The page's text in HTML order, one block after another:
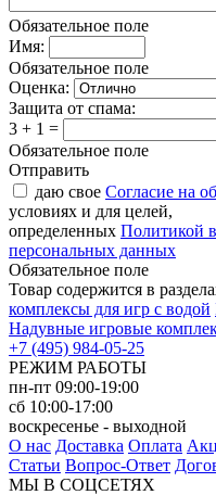
Обязательное поле
Имя:
Обязательное поле
Оценка:
Защита от спама:
3 + 1 =
Обязательное поле
Отправить
даю свое Согласие на
условиях и для целей,
определенных Политикой
персональных данных
Обязательное поле
Товар содержится в
комплексы для игр с водой
Надувные игровые
+7 (495) 984-05-25
РЕЖИМ РАБОТЫ
пн-пт 09:00-19:00
сб 10:00-17:00
воскресенье - выходной
О нас Доставка Оплата
Статьи Вопрос-Ответ
МЫ В СОЦСЕТЯХ